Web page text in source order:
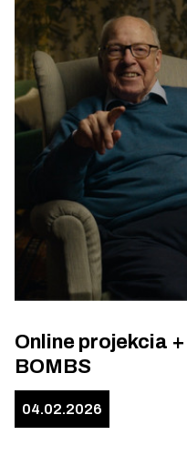
Online projekcia
BOMBS
04.02.2026